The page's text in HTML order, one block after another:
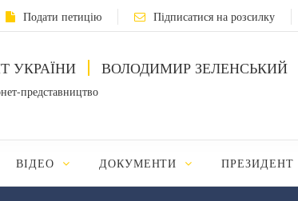
Подати петицію Підписатися на розсилку
УКРАЇНИ ВОЛОДИМИР ЗЕЛЕНСЬКИЙ
представництво
ВІДЕО ДОКУМЕНТИ ПРЕЗИДЕНТ